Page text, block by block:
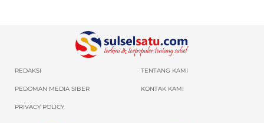
REDAKSI TENTANG KAMI
PEDOMAN MEDIA SIBER KONTAK KAMI
PRIVACY POLICY